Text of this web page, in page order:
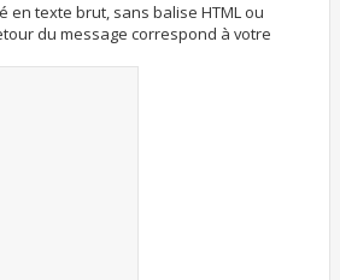
en texte brut, sans balise HTML ou
du message correspond à votre